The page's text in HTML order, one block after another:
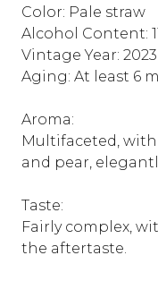
Color: Pale straw
Alcohol Content:
Vintage Year: 2023
Aging: At least 6
Aroma:
Multifaceted,
and pear,
Taste:
Fairly complex,
the aftertaste.